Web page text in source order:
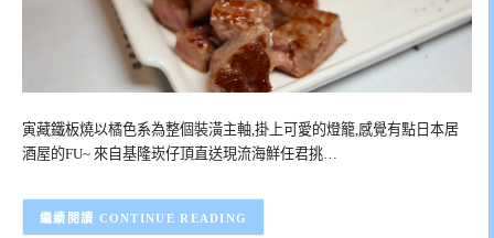
寅藏鐵板燒以橘色系為整個裝潢主軸,掛上可愛的燈籠,感覺有點日本居
酒屋的FU~ 來自基隆崁仔頂直送現流海鮮任君挑…
CONTINUE READING